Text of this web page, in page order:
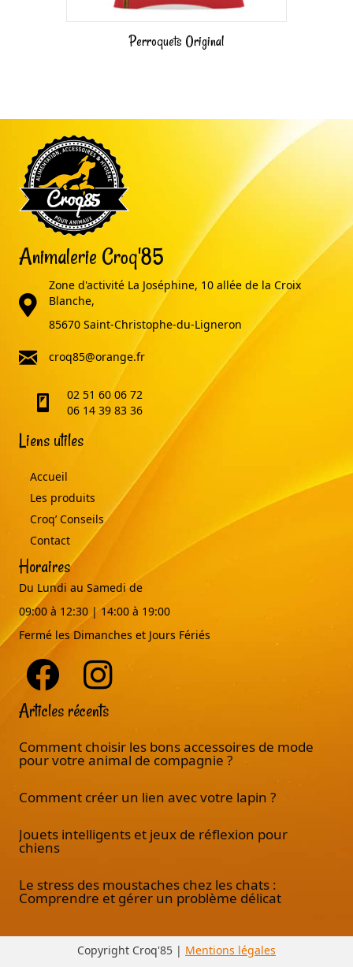
Perroquets Original
Animalerie Croq'85
adresse
Zone d'activité La Joséphine, 10 allée de la Croix
Blanche,
85670 Saint-Christophe-du-Ligneron
email
croq85@orange.fr
telephone02 51 60 06 72
06 14 39 83 36
Liens utiles
Accueil
Les produits
Croq’ Conseils
Contact
Horaires
Du Lundi au Samedi de
09:00 à 12:30 | 14:00 à 19:00
Fermé les Dimanches et Jours Fériés
Articles récents
Comment choisir les bons accessoires de mode
pour votre animal de compagnie ?
Comment créer un lien avec votre lapin ?
Jouets intelligents et jeux de réflexion pour
chiens
Le stress des moustaches chez les chats :
Comprendre et gérer un problème délicat
Copyright Croq'85 | Mentions légales